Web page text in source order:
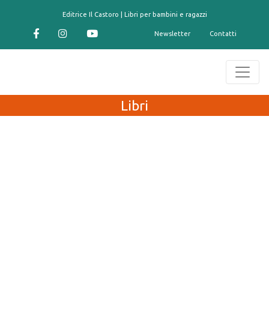
Editrice Il Castoro | Libri per bambini e ragazzi
Newsletter Contatti
Libri